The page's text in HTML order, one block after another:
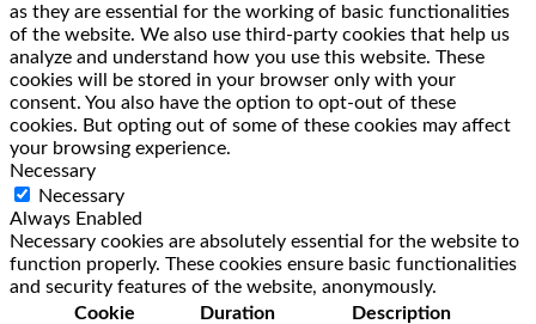
as they are essential for the working of basic functionalities
of the website. We also use third-party cookies that help us
analyze and understand how you use this website. These
cookies will be stored in your browser only with your
consent. You also have the option to opt-out of these
cookies. But opting out of some of these cookies may affect
your browsing experience.
Necessary
Necessary
Always Enabled
Necessary cookies are absolutely essential for the website to
function properly. These cookies ensure basic functionalities
and security features of the website, anonymously.
Cookie
Duration Description